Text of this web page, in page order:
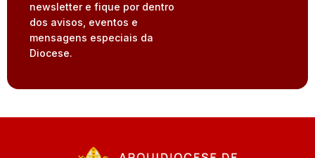
newsletter e fique por dentro
dos avisos, eventos e
mensagens especiais da
Diocese.